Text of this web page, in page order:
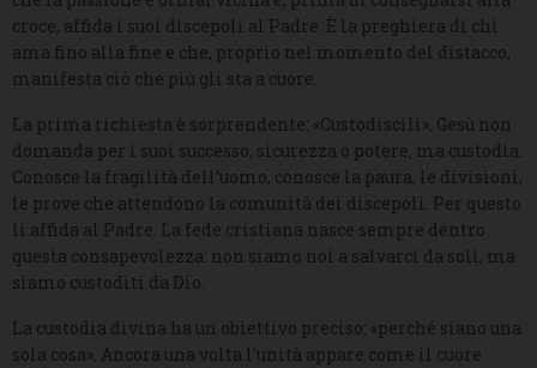
croce, affida i suoi discepoli al Padre. È la preghiera di chi
ama fino alla fine e che, proprio nel momento del distacco,
manifesta ciò che più gli sta a cuore.
La prima richiesta è sorprendente: «Custodiscili». Gesù non
domanda per i suoi successo, sicurezza o potere, ma custodia.
Conosce la fragilità dell’uomo, conosce la paura, le divisioni,
le prove che attendono la comunità dei discepoli. Per questo
li affida al Padre. La fede cristiana nasce sempre dentro
questa consapevolezza: non siamo noi a salvarci da soli, ma
siamo custoditi da Dio.
La custodia divina ha un obiettivo preciso: «perché siano una
sola cosa». Ancora una volta l’unità appare come il cuore